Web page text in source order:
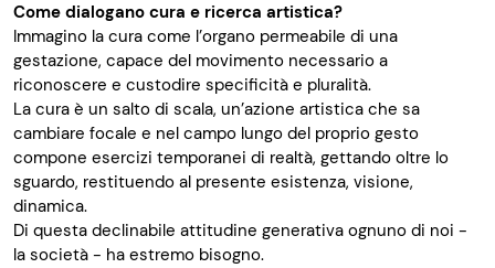
Come dialogano cura e ricerca artistica?
Immagino la cura come l’organo permeabile di una
gestazione, capace del movimento necessario a
riconoscere e custodire specificità e pluralità.
La cura è un salto di scala, un’azione artistica che sa
cambiare focale e nel campo lungo del proprio gesto
compone esercizi temporanei di realtà, gettando oltre lo
sguardo, restituendo al presente esistenza, visione,
dinamica.
Di questa declinabile attitudine generativa ognuno di noi -
la società - ha estremo bisogno.